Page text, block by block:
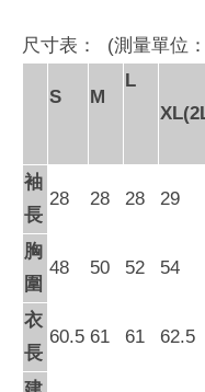
尺寸表： (測量單位
S M
L
袖
長
28 28 28 29
胸
圍
48 50 52 54
衣
長
60.5 61 61 62.5